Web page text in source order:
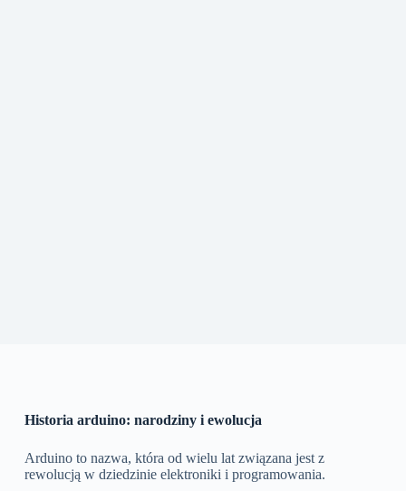
Historia arduino: narodziny i ewolucja
Arduino to nazwa, która od wielu lat związana jest z
rewolucją w dziedzinie elektroniki i programowania.